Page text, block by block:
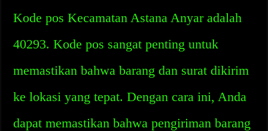
Kode pos Kecamatan Astana Anyar adalah
40293. Kode pos sangat penting untuk
memastikan bahwa barang dan surat dikirim
ke lokasi yang tepat. Dengan cara ini, Anda
dapat memastikan bahwa pengiriman barang